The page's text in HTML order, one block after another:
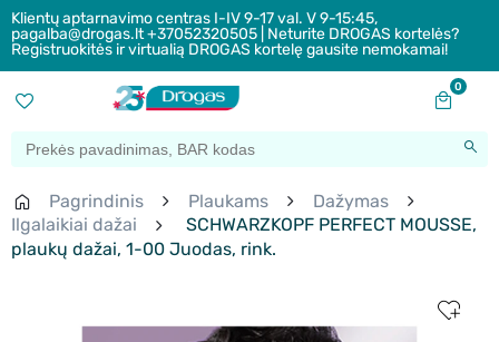
Klientų aptarnavimo centras I-IV 9-17 val. V 9-15:45,
pagalba@drogas.lt +37052320505 | Neturite DROGAS kortelės?
Registruokitės ir virtualią DROGAS kortelę gausite nemokamai!
0
Pagrindinis Plaukams
Dažymas
Ilgalaikiai dažai
SCHWARZKOPF PERFECT MOUSSE,
plaukų dažai, 1-00 Juodas, rink.